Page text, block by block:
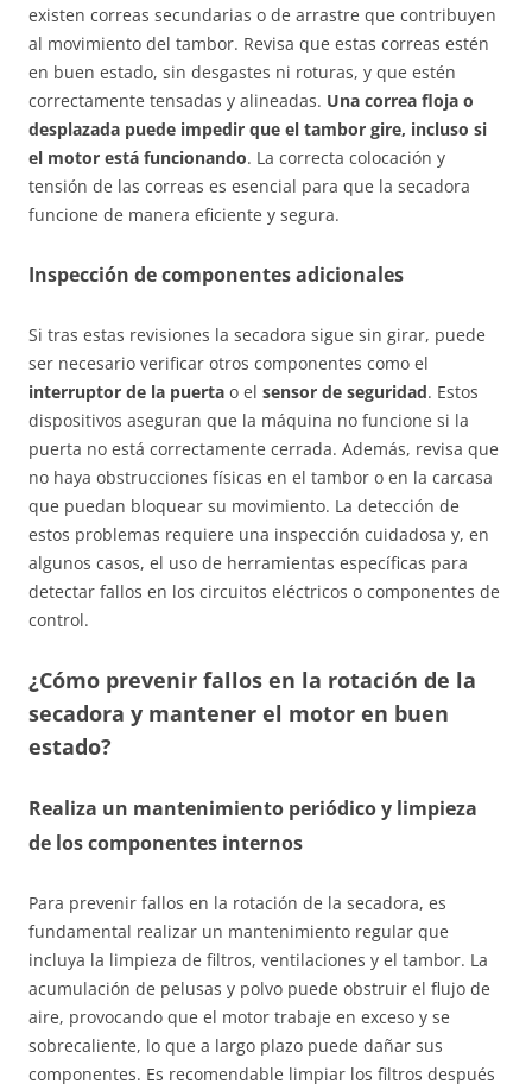
existen correas secundarias o de arrastre que contribuyen
al movimiento del tambor. Revisa que estas correas estén
en buen estado, sin desgastes ni roturas, y que estén
correctamente tensadas y alineadas. Una correa floja o
desplazada puede impedir que el tambor gire, incluso si
el motor está funcionando. La correcta colocación y
tensión de las correas es esencial para que la secadora
funcione de manera eficiente y segura.
Inspección de componentes adicionales
Si tras estas revisiones la secadora sigue sin girar, puede
ser necesario verificar otros componentes como el
interruptor de la puerta o el sensor de seguridad. Estos
dispositivos aseguran que la máquina no funcione si la
puerta no está correctamente cerrada. Además, revisa que
no haya obstrucciones físicas en el tambor o en la carcasa
que puedan bloquear su movimiento. La detección de
estos problemas requiere una inspección cuidadosa y, en
algunos casos, el uso de herramientas específicas para
detectar fallos en los circuitos eléctricos o componentes de
control.
¿Cómo prevenir fallos en la rotación de la
secadora y mantener el motor en buen
estado?
Realiza un mantenimiento periódico y limpieza
de los componentes internos
Para prevenir fallos en la rotación de la secadora, es
fundamental realizar un mantenimiento regular que
incluya la limpieza de filtros, ventilaciones y el tambor. La
acumulación de pelusas y polvo puede obstruir el flujo de
aire, provocando que el motor trabaje en exceso y se
sobrecaliente, lo que a largo plazo puede dañar sus
componentes. Es recomendable limpiar los filtros después